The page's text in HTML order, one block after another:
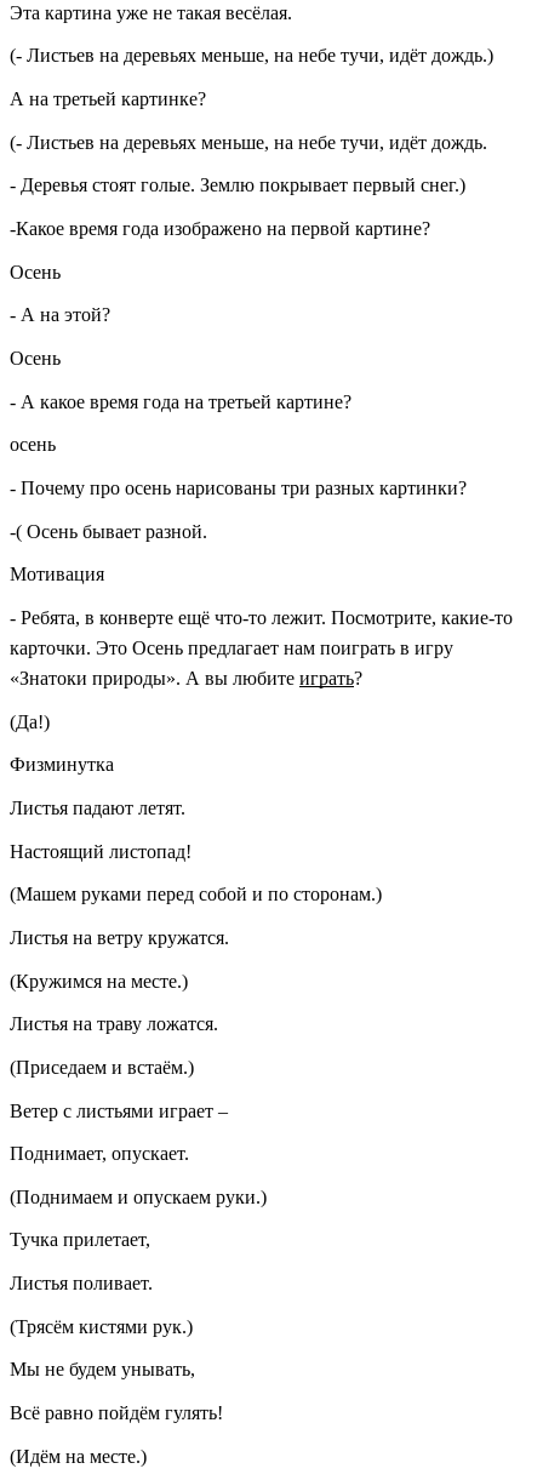
Эта картина уже не такая весёлая.
(- Листьев на деревьях меньше, на небе тучи, идёт дождь.)
А на третьей картинке?
(- Листьев на деревьях меньше, на небе тучи, идёт дождь.
- Деревья стоят голые. Землю покрывает первый снег.)
-Какое время года изображено на первой картине?
Осень
- А на этой?
Осень
- А какое время года на третьей картине?
осень
- Почему про осень нарисованы три разных картинки?
-( Осень бывает разной.
Мотивация
- Ребята, в конверте ещё что-то лежит. Посмотрите, какие-то
карточки. Это Осень предлагает нам поиграть в игру
«Знатоки природы». А вы любите играть?
(Да!)
Физминутка
Листья падают летят.
Настоящий листопад!
(Машем руками перед собой и по сторонам.)
Листья на ветру кружатся.
(Кружимся на месте.)
Листья на траву ложатся.
(Приседаем и встаём.)
Ветер с листьями играет –
Поднимает, опускает.
(Поднимаем и опускаем руки.)
Тучка прилетает,
Листья поливает.
(Трясём кистями рук.)
Мы не будем унывать,
Всё равно пойдём гулять!
(Идём на месте.)